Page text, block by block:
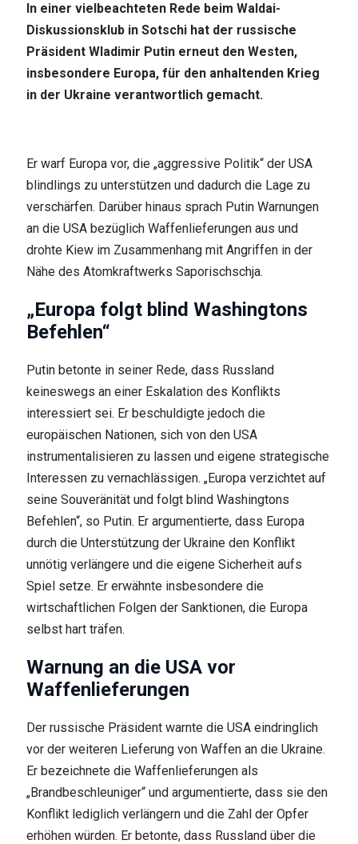
In einer vielbeachteten Rede beim Waldai-
Diskussionsklub in Sotschi hat der russische
Präsident Wladimir Putin erneut den Westen,
insbesondere Europa, für den anhaltenden Krieg
in der Ukraine verantwortlich gemacht.
Er warf Europa vor, die „aggressive Politik“ der USA
blindlings zu unterstützen und dadurch die Lage zu
verschärfen. Darüber hinaus sprach Putin Warnungen
an die USA bezüglich Waffenlieferungen aus und
drohte Kiew im Zusammenhang mit Angriffen in der
Nähe des Atomkraftwerks Saporischschja.
„Europa folgt blind Washingtons
Befehlen“
Putin betonte in seiner Rede, dass Russland
keineswegs an einer Eskalation des Konflikts
interessiert sei. Er beschuldigte jedoch die
europäischen Nationen, sich von den USA
instrumentalisieren zu lassen und eigene strategische
Interessen zu vernachlässigen. „Europa verzichtet auf
seine Souveränität und folgt blind Washingtons
Befehlen“, so Putin. Er argumentierte, dass Europa
durch die Unterstützung der Ukraine den Konflikt
unnötig verlängere und die eigene Sicherheit aufs
Spiel setze. Er erwähnte insbesondere die
wirtschaftlichen Folgen der Sanktionen, die Europa
selbst hart träfen.
Warnung an die USA vor
Waffenlieferungen
Der russische Präsident warnte die USA eindringlich
vor der weiteren Lieferung von Waffen an die Ukraine.
Er bezeichnete die Waffenlieferungen als
„Brandbeschleuniger“ und argumentierte, dass sie den
Konflikt lediglich verlängern und die Zahl der Opfer
erhöhen würden. Er betonte, dass Russland über die